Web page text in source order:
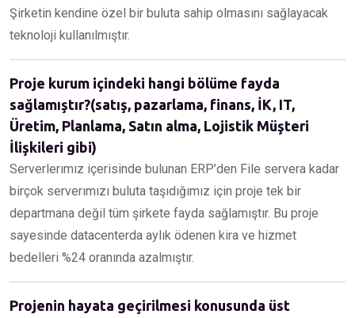
Şirketin kendine özel bir buluta sahip olmasını sağlayacak
teknoloji kullanılmıştır.
Proje kurum içindeki hangi bölüme fayda
sağlamıştır?(satış, pazarlama, finans, İK, IT,
Üretim, Planlama, Satın alma, Lojistik Müşteri
İlişkileri gibi)
Serverlerımız içerisinde bulunan ERP’den File servera kadar
birçok serverımızı buluta taşıdığımız için proje tek bir
departmana değil tüm şirkete fayda sağlamıştır. Bu proje
sayesinde datacenterda aylık ödenen kira ve hizmet
bedelleri %24 oranında azalmıştır.
Projenin hayata geçirilmesi konusunda üst